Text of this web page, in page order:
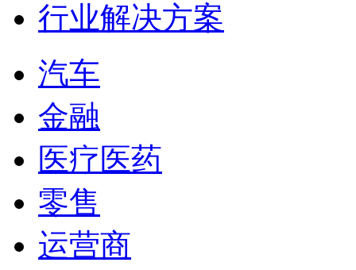
行业解决方案
汽车
金融
医疗医药
零售
运营商